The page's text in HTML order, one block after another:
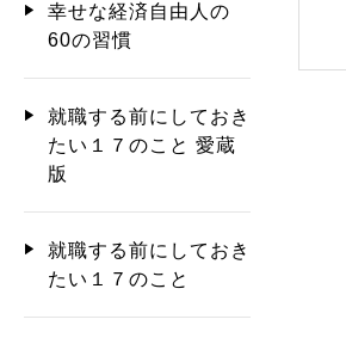
幸せな経済自由人の
60の習慣
就職する前にしておき
たい１７のこと 愛蔵
版
就職する前にしておき
たい１７のこと